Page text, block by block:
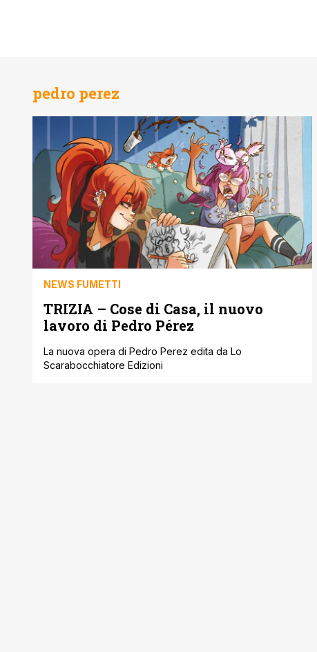
pedro perez
NEWS FUMETTI
TRIZIA – Cose di Casa, il nuovo
lavoro di Pedro Pérez
La nuova opera di Pedro Perez edita da Lo
Scarabocchiatore Edizioni